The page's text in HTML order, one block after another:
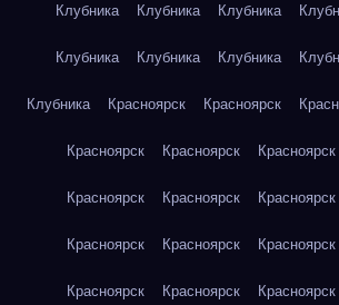
Клубника Клубника Клубника
Клубника Клубника Клубника
Клубника Красноярск Красноярск
Красноярск Красноярск Красноярск
Красноярск Красноярск Красноярск
Красноярск Красноярск Красноярск
Красноярск Красноярск Красноярск